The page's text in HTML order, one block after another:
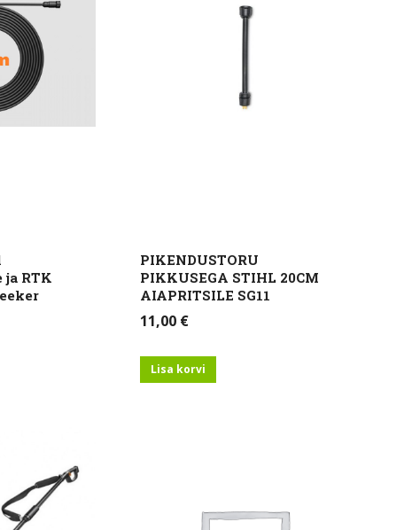
RTK
PIKENDUSTORU
PIKKUSEGA STIHL 20CM
AIAPRITSILE SG11
11,00 €
Lisa korvi